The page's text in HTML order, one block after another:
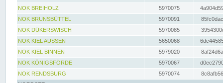
NOK BREIHOLZ
5970075
NOK BRUNSBÜTTEL
5970091
NOK DÜKERSWISCH
5970085
NOK KIEL AUSSEN
5650068
NOK KIEL BINNEN
5979020
NOK KÖNIGSFÖRDE
5970067
NOK RENDSBURG
5970074